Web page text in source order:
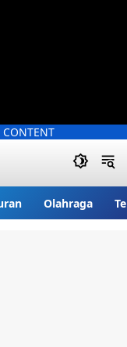
Olahraga